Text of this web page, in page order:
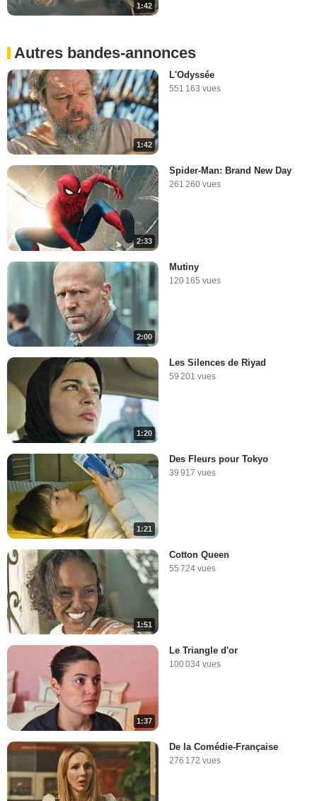
1:42
Autres bandes-annonces
1:42
L'Odyssée
551 163 vues
2:33
Spider-Man: Brand New Day
261 260 vues
2:00
Mutiny
120 165 vues
1:20
Les Silences de Riyad
59 201 vues
1:21
Des Fleurs pour Tokyo
39 917 vues
1:51
Cotton Queen
55 724 vues
1:37
Le Triangle d'or
100 034 vues
De la Comédie-Française
276 172 vues